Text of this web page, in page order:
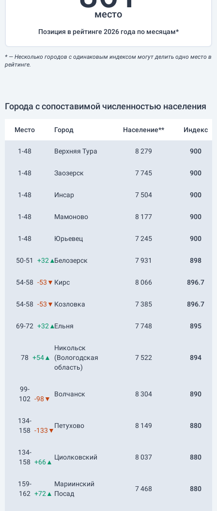
место
Позиция в рейтинге 2026 года по месяцам*
*— Несколько городов с одинаковым индексом могут делить одно место в
рейтинге.
Города с сопоставимой численностью населения
Место Город Население** Индекс
1-48 Верхняя Тура 8 279 900
1-48 Заозерск 7 745 900
1-48 Инсар 7 504 900
1-48 Мамоново 8 177 900
1-48 Юрьевец 7 245 900
50-51 +32▲Белозерск 7 931 898
54-58 -53▼ Кирс 8 066 896.7
54-58 -53▼ Козловка 7 385 896.7
69-72 +32▲Ельня 7 748 895
78 +54▲
Никольск
(Вологодская
область)
7 522 894
99-
102 -98▼
Волчанск 8 304 890
134-
158 -133▼
Петухово 8 149 880
134-
158 +66▲
Циолковский 8 037 880
159-
162 +72▲
Мариинский
Посад
7 468 880